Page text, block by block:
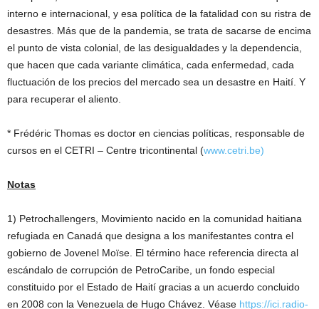
interno e internacional, y esa política de la fatalidad con su ristra de
desastres. Más que de la pandemia, se trata de sacarse de encima
el punto de vista colonial, de las desigualdades y la dependencia,
que hacen que cada variante climática, cada enfermedad, cada
fluctuación de los precios del mercado sea un desastre en Haití. Y
para recuperar el aliento.
* Frédéric Thomas es doctor en ciencias políticas, responsable de
cursos en el CETRI – Centre tricontinental (www.cetri.be)
Notas
1) Petrochallengers, Movimiento nacido en la comunidad haitiana
refugiada en Canadá que designa a los manifestantes contra el
gobierno de Jovenel Moïse. El término hace referencia directa al
escándalo de corrupción de PetroCaribe, un fondo especial
constituido por el Estado de Haití gracias a un acuerdo concluido
en 2008 con la Venezuela de Hugo Chávez. Véase https://ici.radio-